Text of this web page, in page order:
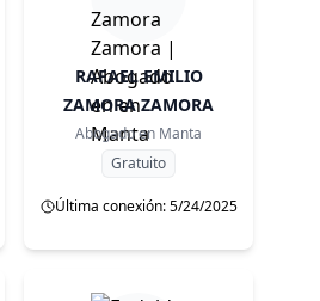
RAFAEL EMILIO
ZAMORA ZAMORA
Abogado en Manta
Gratuito
Última conexión: 5/24/2025